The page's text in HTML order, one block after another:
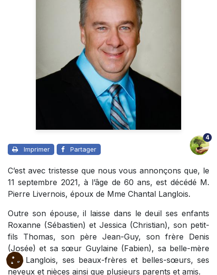
Imprimer Partager
4
C’est avec tristesse que nous vous annonçons que, le
11 septembre 2021, à l’âge de 60 ans, est décédé M.
Pierre Livernois, époux de Mme Chantal Langlois.
Outre son épouse, il laisse dans le deuil ses enfants
Roxanne (Sébastien) et Jessica (Christian), son petit-
fils Thomas, son père Jean-Guy, son frère Denis
(Josée) et sa sœur Guylaine (Fabien), sa belle-mère
Lise Langlois, ses beaux-frères et belles-sœurs, ses
neveux et nièces ainsi que plusieurs parents et amis.